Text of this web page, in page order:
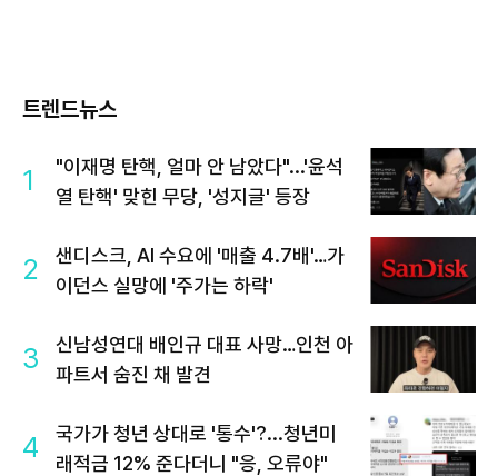
트렌드뉴스
1
"이재명 탄핵, 얼마 안 남았다"...'윤석
열 탄핵' 맞힌 무당, '성지글' 등장
2
샌디스크, AI 수요에 '매출 4.7배'…가
이던스 실망에 '주가는 하락'
3
신남성연대 배인규 대표 사망…인천 아
파트서 숨진 채 발견
4
국가가 청년 상대로 '통수'?...청년미
래적금 12% 준다더니 "응, 오류야"